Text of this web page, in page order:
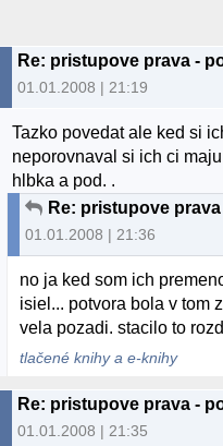
01.01.2008 | 21:19
Tazko povedat ale ked si
neporovnaval si ich ci
hlbka a pod. .
01.01.2008 | 21:36
no ja ked som ich
isiel... potvora bola v tom
vela pozadi. stacilo to
tlačené knihy a e-knihy
01.01.2008 | 21:35